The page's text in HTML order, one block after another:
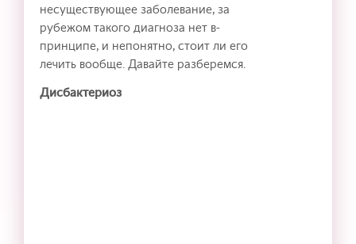
несуществующее заболевание, за
рубежом такого диагноза нет в-
принципе, и непонятно, стоит ли его
лечить вообще. Давайте разберемся.
Дисбактериоз